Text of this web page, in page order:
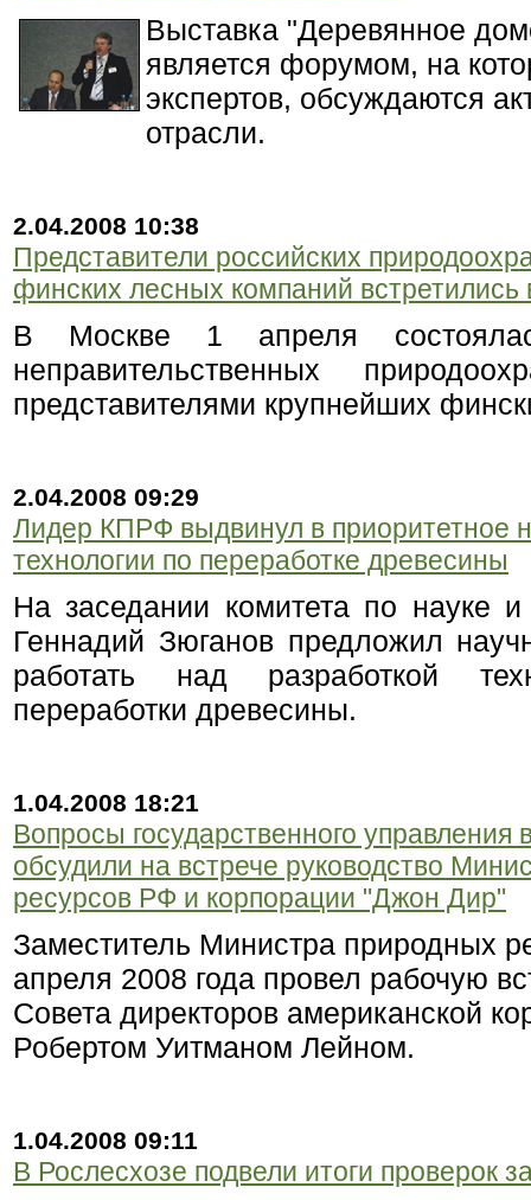
Выставка "Деревянное
является форумом, на
экспертов, обсуждаются
отрасли.
2.04.2008 10:38
Представители российских
финских лесных компаний встретились
В Москве 1 апреля
неправительственных
представителями крупнейших
2.04.2008 09:29
Лидер КПРФ выдвинул в приоритетное
технологии по переработке древесины
На заседании комитета по науке
Геннадий Зюганов предложил
работать над разработкой
переработки древесины.
1.04.2008 18:21
Вопросы государственного
обсудили на встрече руководство
ресурсов РФ и корпорации "Джон Дир"
Заместитель Министра природных
апреля 2008 года провел рабочую
Совета директоров американской
Робертом Уитманом Лейном.
1.04.2008 09:11
В Рослесхозе подвели итоги проверок